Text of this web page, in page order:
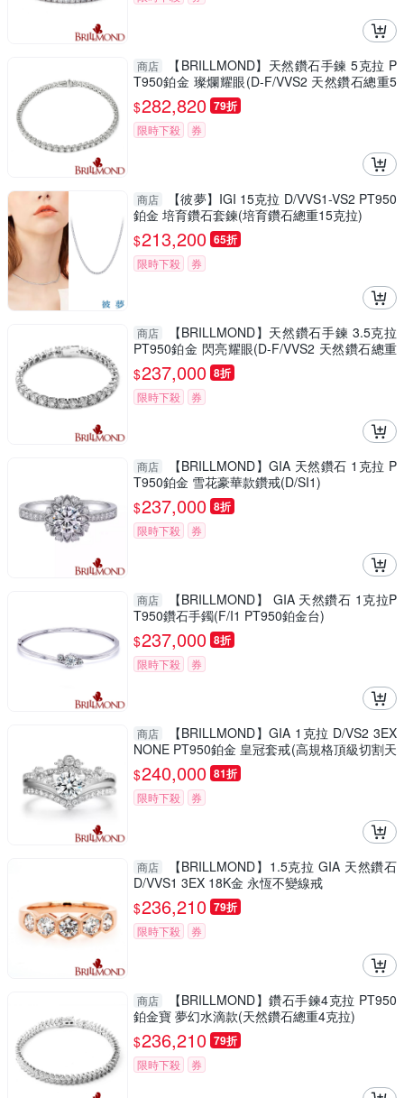
商店
【BRILLMOND】天然鑽石手鍊 5克拉 P
T950鉑金 璨爛耀眼(D-F/VVS2 天然鑽石總重5
克拉)
$282,820 79折
限時下殺 券
商店
【彼夢】IGI 15克拉 D/VVS1-VS2 PT950
鉑金 培育鑽石套鍊(培育鑽石總重15克拉)
$213,200 65折
限時下殺 券
商店
【BRILLMOND】天然鑽石手鍊 3.5克拉
PT950鉑金 閃亮耀眼(D-F/VVS2 天然鑽石總重
3.5克拉)
$237,000 8折
限時下殺 券
商店
【BRILLMOND】GIA 天然鑽石 1克拉 P
T950鉑金 雪花豪華款鑽戒(D/SI1)
$237,000 8折
限時下殺 券
商店
【BRILLMOND】 GIA 天然鑽石 1克拉P
T950鑽石手鐲(F/I1 PT950鉑金台)
$237,000 8折
限時下殺 券
商店
【BRILLMOND】GIA 1克拉 D/VS2 3EX
NONE PT950鉑金 皇冠套戒(高規格頂級切割天
然鑽石)
$240,000 81折
限時下殺 券
商店
【BRILLMOND】1.5克拉 GIA 天然鑽石
D/VVS1 3EX 18K金 永恆不變線戒
$236,210 79折
限時下殺 券
商店
【BRILLMOND】鑽石手鍊4克拉 PT950
鉑金寶 夢幻水滴款(天然鑽石總重4克拉)
$236,210 79折
限時下殺 券